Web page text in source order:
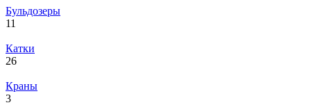
Бульдозеры
11
Катки
26
Краны
3